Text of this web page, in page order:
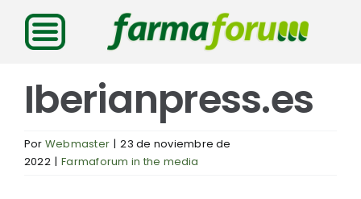
Saltar
contenido
Iberianpress.es
Por Webmaster | 23 de noviembre de
2022 | Farmaforum in the media